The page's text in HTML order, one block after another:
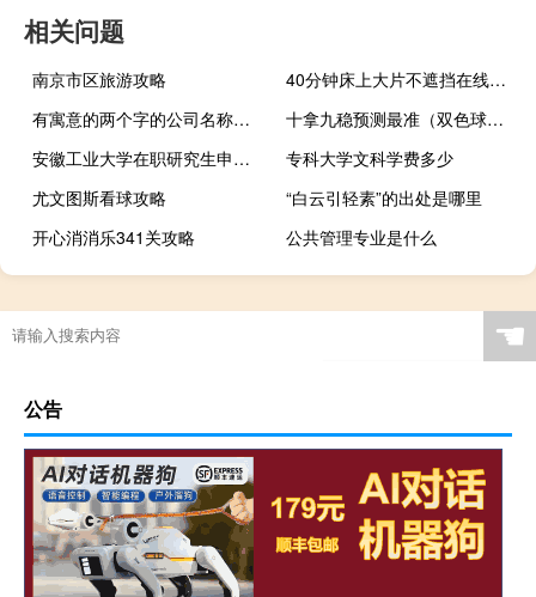
相关问题
南京市区旅游攻略
40分钟床上大片不遮挡在线看（40分钟床上大片不遮挡）
有寓意的两个字的公司名称（有寓意的两个字）
十拿九稳预测最准（双色球口诀表）
安徽工业大学在职研究生申请条件
专科大学文科学费多少
尤文图斯看球攻略
“白云引轻素”的出处是哪里
开心消消乐341关攻略
公共管理专业是什么
☚
公告